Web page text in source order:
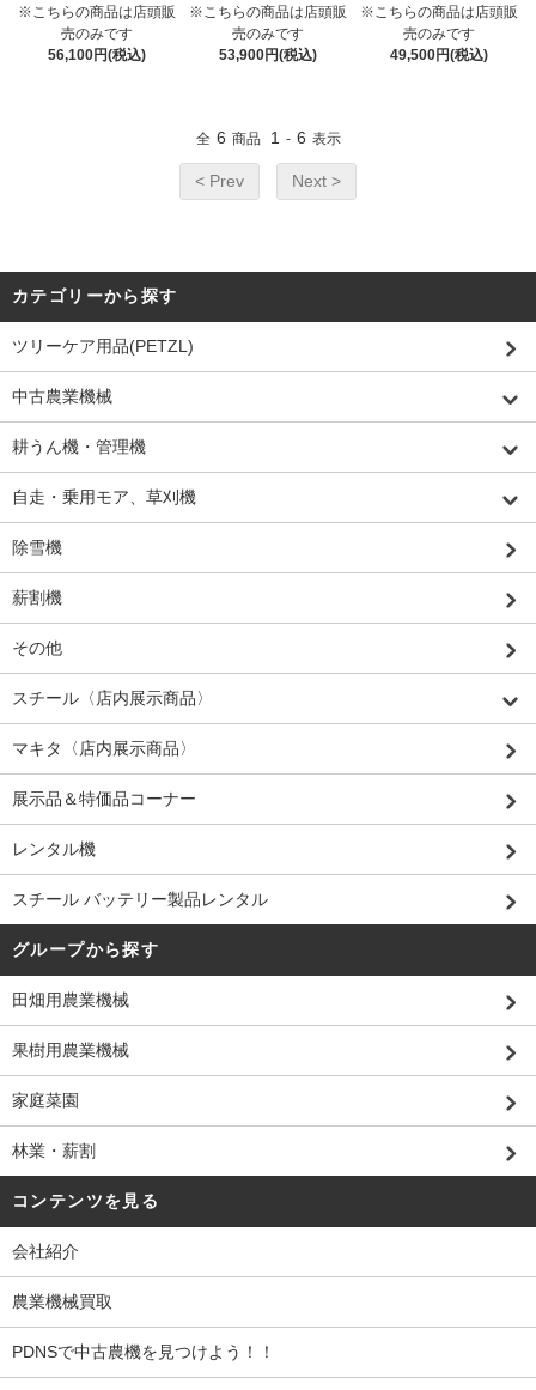
※こちらの商品は店頭販
売のみです
56,100円(税込)
※こちらの商品は店頭販
売のみです
53,900円(税込)
※こちらの商品は店頭販
売のみです
49,500円(税込)
全 6 商品 1 - 6 表示
< Prev Next >
カテゴリーから探す
ツリーケア用品(PETZL)
中古農業機械
耕うん機・管理機
自走・乗用モア、草刈機
除雪機
薪割機
その他
スチール〈店内展示商品〉
マキタ〈店内展示商品〉
展示品＆特価品コーナー
レンタル機
スチール バッテリー製品レンタル
グループから探す
田畑用農業機械
果樹用農業機械
家庭菜園
林業・薪割
コンテンツを見る
会社紹介
農業機械買取
PDNSで中古農機を見つけよう！！